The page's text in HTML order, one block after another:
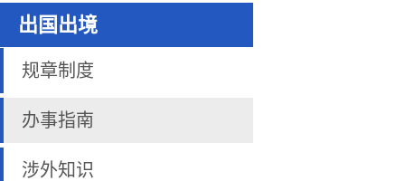
出国出境
规章制度
办事指南
涉外知识